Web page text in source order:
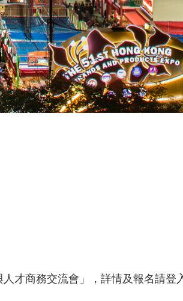
才商務交流會」，詳情及報名請登